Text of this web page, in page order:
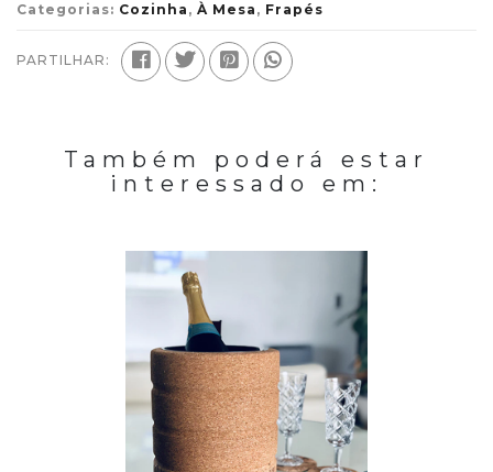
Categorias: Cozinha , À Mesa , Frapés
PARTILHAR:
Também poderá estar
interessado em: